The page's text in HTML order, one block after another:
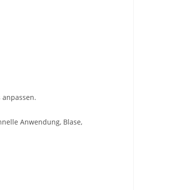
Anwendung, Blase,